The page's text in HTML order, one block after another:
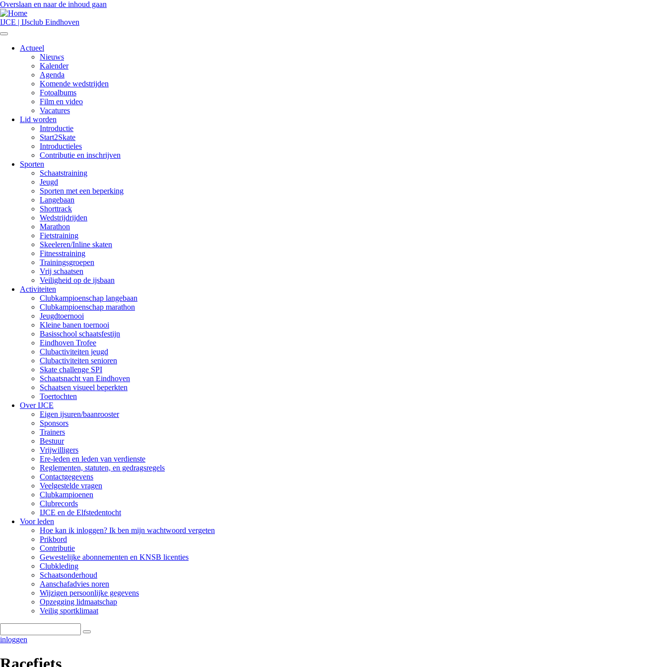
Overslaan en naar de inhoud gaan
IJCE | IJsclub Eindhoven
Hoofdnavigatie
Actueel
Nieuws
Kalender
Agenda
Komende wedstrijden
Fotoalbums
Film en video
Vacatures
Lid worden
Introductie
Start2Skate
Introductieles
Contributie en inschrijven
Sporten
Schaatstraining
Jeugd
Sporten met een beperking
Langebaan
Shorttrack
Wedstrijdrijden
Marathon
Fietstraining
Skeeleren/Inline skaten
Fitnesstraining
Trainingsgroepen
Vrij schaatsen
Veiligheid op de ijsbaan
Activiteiten
Clubkampioenschap langebaan
Clubkampioenschap marathon
Jeugdtoernooi
Kleine banen toernooi
Basisschool schaatsfestijn
Eindhoven Trofee
Clubactiviteiten jeugd
Clubactiviteiten senioren
Skate challenge SPI
Schaatsnacht van Eindhoven
Schaatsen visueel beperkten
Toertochten
Over IJCE
Eigen ijsuren/baanrooster
Sponsors
Trainers
Bestuur
Vrijwilligers
Ere-leden en leden van verdienste
Reglementen, statuten, en gedragsregels
Contactgegevens
Veelgestelde vragen
Clubkampioenen
Clubrecords
IJCE en de Elfstedentocht
Voor leden
Hoe kan ik inloggen? Ik ben mijn wachtwoord vergeten
Prikbord
Contributie
Gewestelijke abonnementen en KNSB licenties
Clubkleding
Schaatsonderhoud
Aanschafadvies noren
Wijzigen persoonlijke gegevens
Opzegging lidmaatschap
Veilig sportklimaat
inloggen